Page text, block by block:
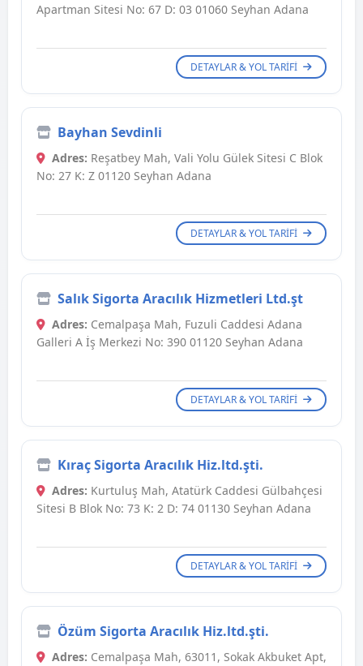
Apartman Sitesi No: 67 D: 03 01060 Seyhan Adana
DETAYLAR & YOL TARIFI
Bayhan Sevdinli
Adres: Reşatbey Mah, Vali Yolu Gülek Sitesi C Blok
No: 27 K: Z 01120 Seyhan Adana
DETAYLAR & YOL TARIFI
Salık Sigorta Aracılık Hizmetleri Ltd.şt
Adres: Cemalpaşa Mah, Fuzuli Caddesi Adana
Galleri A İş Merkezi No: 390 01120 Seyhan Adana
DETAYLAR & YOL TARIFI
Kıraç Sigorta Aracılık Hiz.ltd.şti.
Adres: Kurtuluş Mah, Atatürk Caddesi Gülbahçesi
Sitesi B Blok No: 73 K: 2 D: 74 01130 Seyhan Adana
DETAYLAR & YOL TARIFI
Özüm Sigorta Aracılık Hiz.ltd.şti.
Adres: Cemalpaşa Mah, 63011, Sokak Akbuket Apt,